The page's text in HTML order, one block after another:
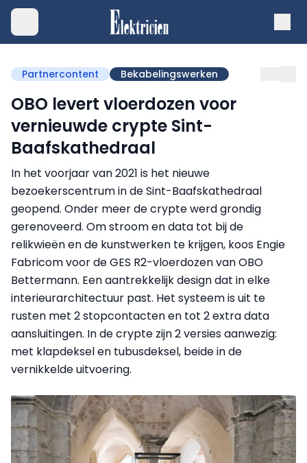
Partnercontent Bekabelingswerken
OBO levert vloerdozen voor
vernieuwde crypte Sint-
Baafskathedraal
In het voorjaar van 2021 is het nieuwe
bezoekerscentrum in de Sint-Baafskathedraal
geopend. Onder meer de crypte werd grondig
gerenoveerd. Om stroom en data tot bij de
relikwieën en de kunstwerken te krijgen, koos Engie
Fabricom voor de GES R2-vloerdozen van OBO
Bettermann. Een aantrekkelijk design dat in elke
interieurarchitectuur past. Het systeem is uit te
rusten met 2 stopcontacten en tot 2 extra data
aansluitingen. In de crypte zijn 2 versies aanwezig:
met klapdeksel en tubusdeksel, beide in de
vernikkelde uitvoering.